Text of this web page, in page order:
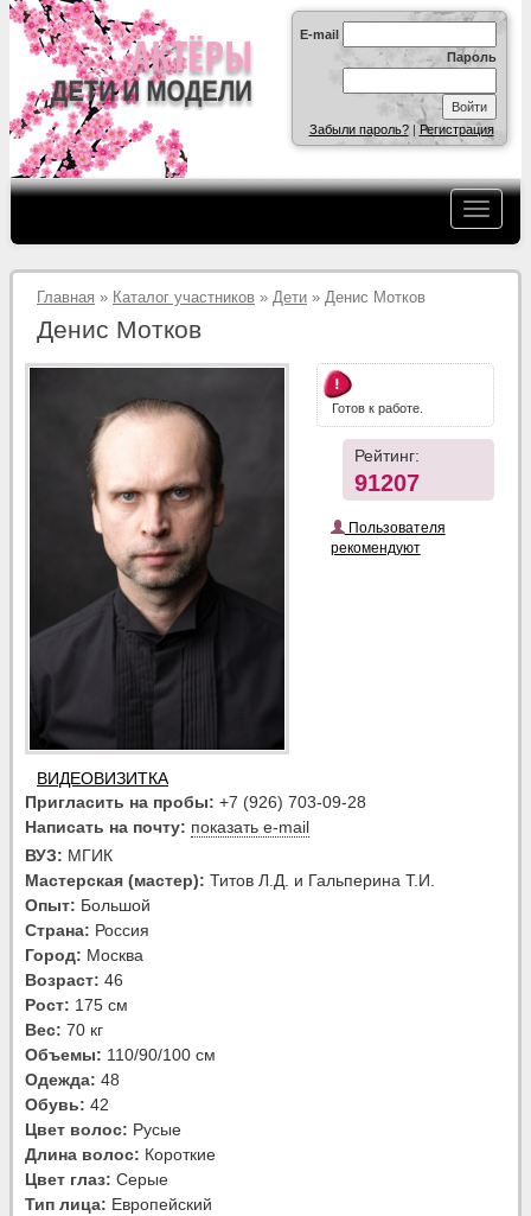
E-mail
Пароль
Забыли пароль?|Регистрация
Главная » Каталог участников » Дети » Денис Мотков
Денис Мотков
ВИДЕОВИЗИТКА
Готов к работе.
Рейтинг:
91207
Пользователя
рекомендуют
Пригласить на пробы: +7 (926) 703-09-28
Написать на почту: показать e-mail
ВУЗ: МГИК
Мастерская (мастер): Титов Л.Д. и Гальперина Т.И.
Опыт: Большой
Страна: Россия
Город: Москва
Возраст: 46
Рост: 175 см
Вес: 70 кг
Объемы: 110/90/100 см
Одежда: 48
Обувь: 42
Цвет волос: Русые
Длина волос: Короткие
Цвет глаз: Серые
Тип лица: Европейский